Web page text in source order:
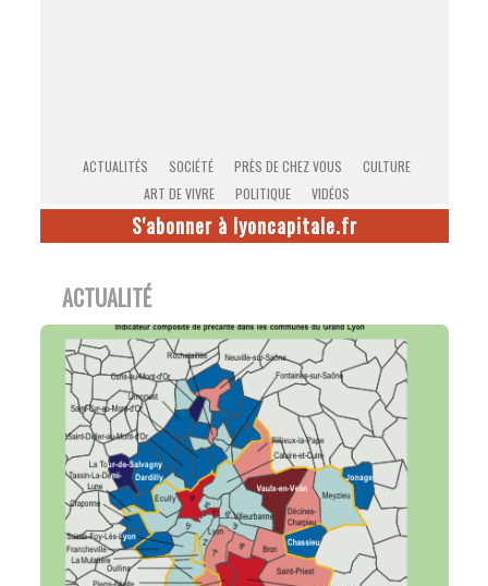
ACTUALITÉS SOCIÉTÉ PRÈS DE CHEZ VOUS
CULTURE
ART DE VIVRE
POLITIQUE VIDÉOS
S'abonner à lyoncapitale.fr
ACTUALITÉ